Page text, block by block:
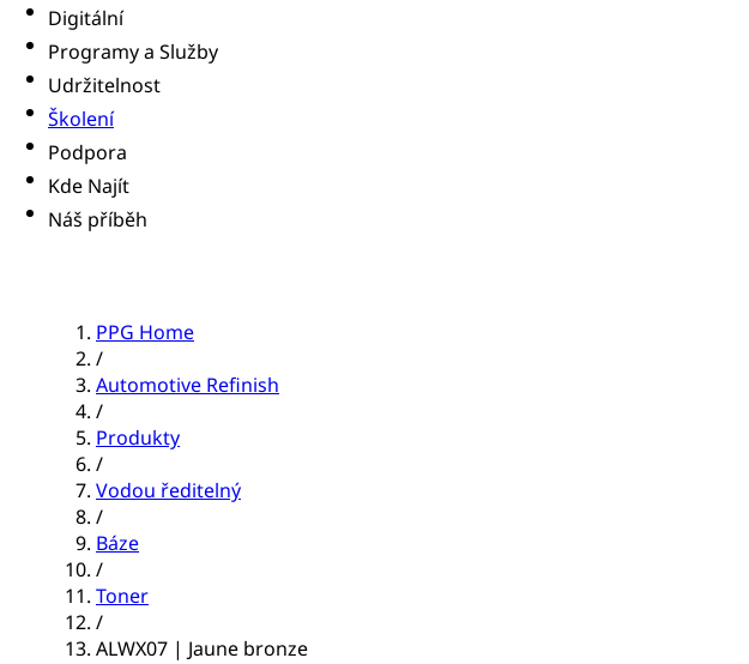
Digitální
Programy a Služby
Udržitelnost
Školení
Podpora
Kde Najít
Náš příběh
PPG Home
/
Automotive Refinish
/
Produkty
/
Vodou ředitelný
/
Báze
/
Toner
/
ALWX07 | Jaune bronze